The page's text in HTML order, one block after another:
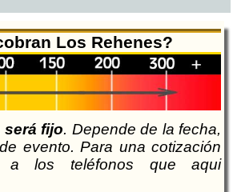
Los Rehenes?
será fijo. Depende de la fecha,
evento. Para una cotización
a los teléfonos que aqui